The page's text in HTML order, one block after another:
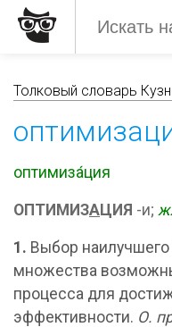
Толковый словарь
оптимиза́ция
ОПТИМИЗАЦИЯ -и; ж.
1. Выбор наилучшего
множества
процесса для
эффективности. О.